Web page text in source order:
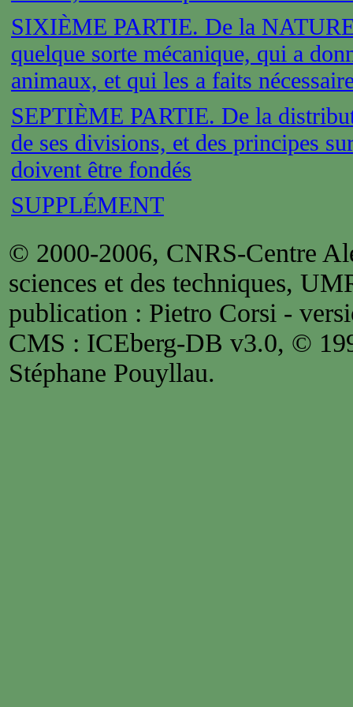
SIXIÈME PARTIE. De la
quelque sorte mécanique, qui a
animaux, et qui les a faits
SEPTIÈME PARTIE. De la
de ses divisions, et des principes
doivent être fondés
SUPPLÉMENT
© 2000-2006, CNRS-Centre
sciences et des techniques,
publication : Pietro Corsi -
CMS : ICEberg-DB v3.0, ©
Stéphane Pouyllau.